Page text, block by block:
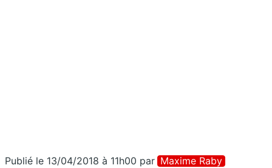
Publié le 13/04/2018 à 11h00 par Maxime Raby